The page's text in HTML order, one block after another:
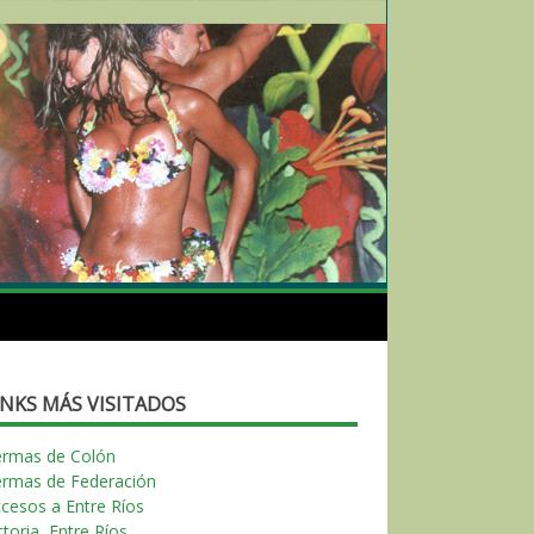
MÁS VISITADOS
de Colón
de Federación
a Entre Ríos